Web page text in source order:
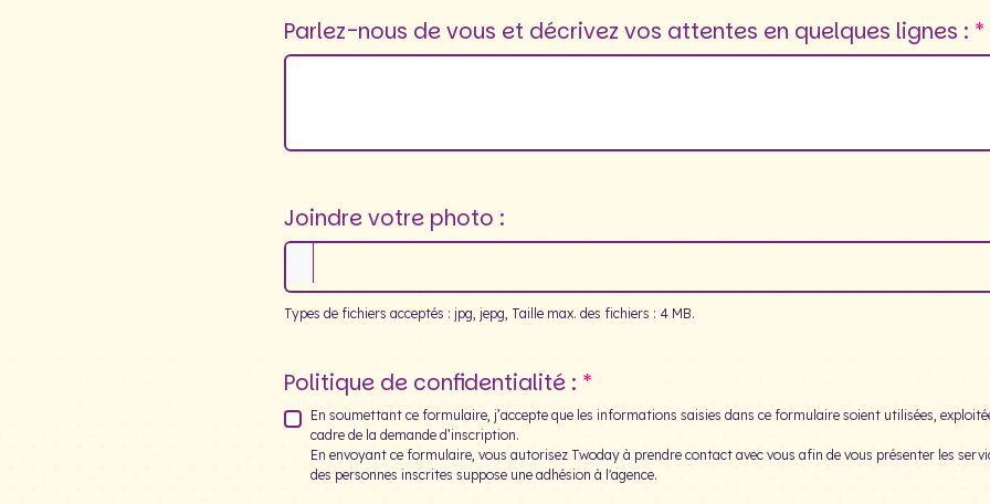
Parlez-nous de vous et décrivez vos attentes en quelques lignes :
Joindre votre photo :
Types de fichiers acceptés : jpg, jepg, Taille max. des fichiers : 4 MB.
Politique de confidentialité :
En soumettant ce formulaire, j’accepte que les informations saisies dans ce formulaire soient utilisées,
cadre de la demande d’inscription.
En envoyant ce formulaire, vous autorisez Twoday à prendre contact avec vous afin de vous présenter les
des personnes inscrites suppose une adhésion à l'agence.